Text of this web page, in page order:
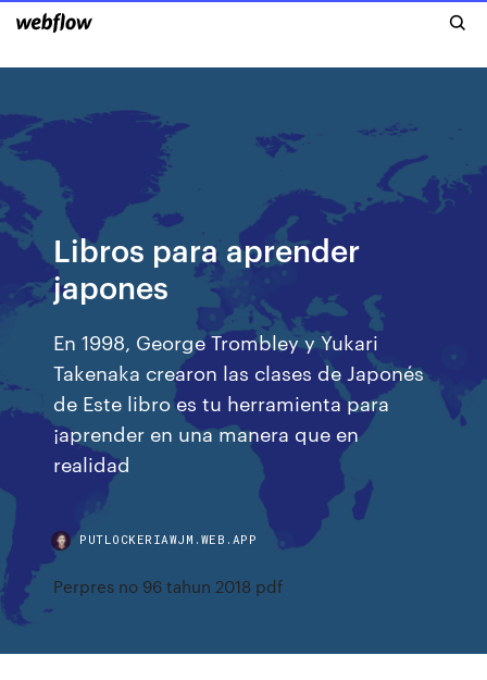
Libros para aprender
japones
En 1998, George Trombley y Yukari
Takenaka crearon las clases de Japonés
de Este libro es tu herramienta para
¡aprender en una manera que en
realidad
PUTLOCKERIAWJM.WEB.APP
Perpres no 96 tahun 2018 pdf